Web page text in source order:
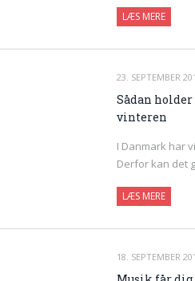
LÆS MERE
23. SEPTEMBER
Sådan
vinteren
I Danmark har
Derfor kan det
LÆS MERE
18. SEPTEMBER